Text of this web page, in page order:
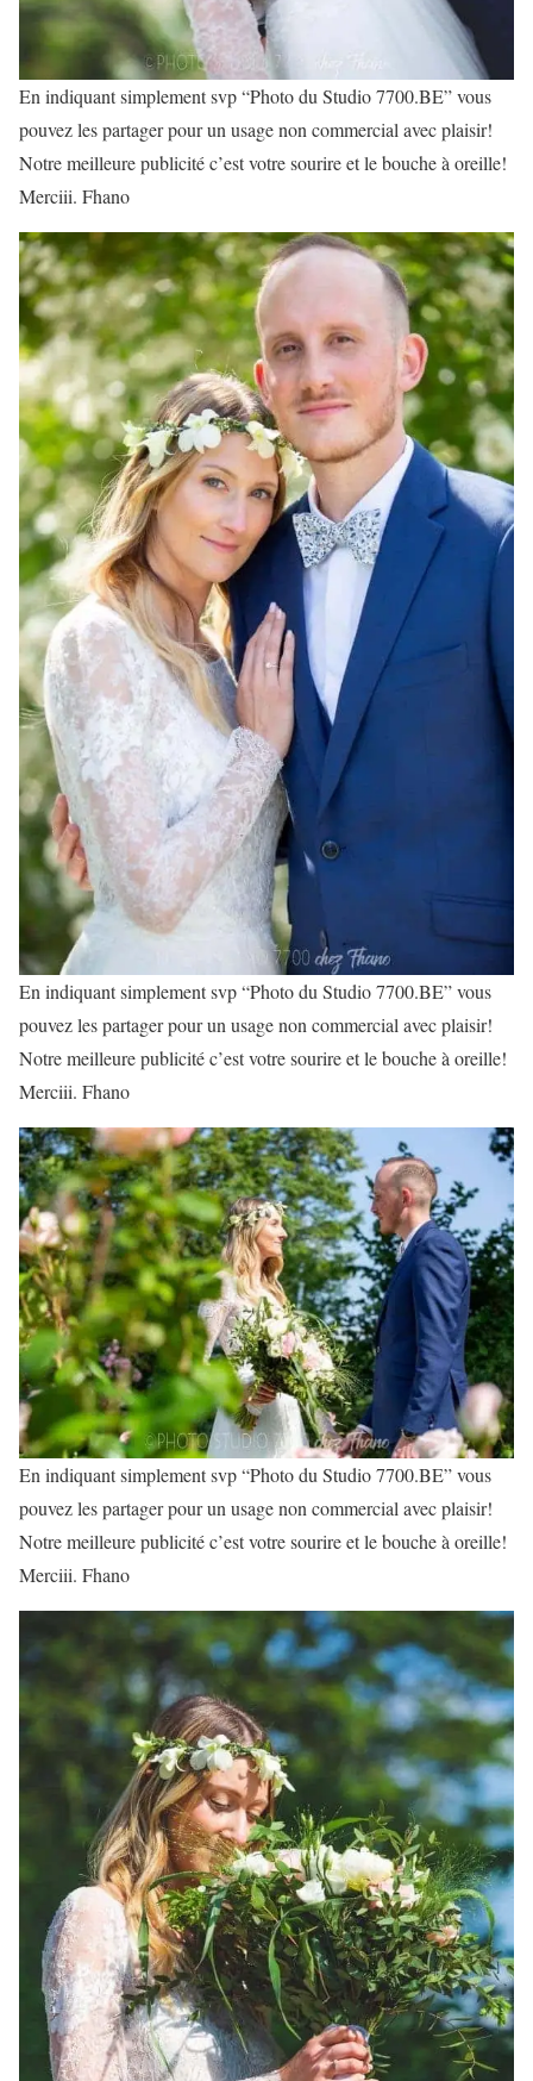
En indiquant simplement svp “Photo du Studio 7700.BE” vous
pouvez les partager pour un usage non commercial avec plaisir!
Notre meilleure publicité c’est votre sourire et le bouche à oreille!
Merciii. Fhano
En indiquant simplement svp “Photo du Studio 7700.BE” vous
pouvez les partager pour un usage non commercial avec plaisir!
Notre meilleure publicité c’est votre sourire et le bouche à oreille!
Merciii. Fhano
En indiquant simplement svp “Photo du Studio 7700.BE” vous
pouvez les partager pour un usage non commercial avec plaisir!
Notre meilleure publicité c’est votre sourire et le bouche à oreille!
Merciii. Fhano